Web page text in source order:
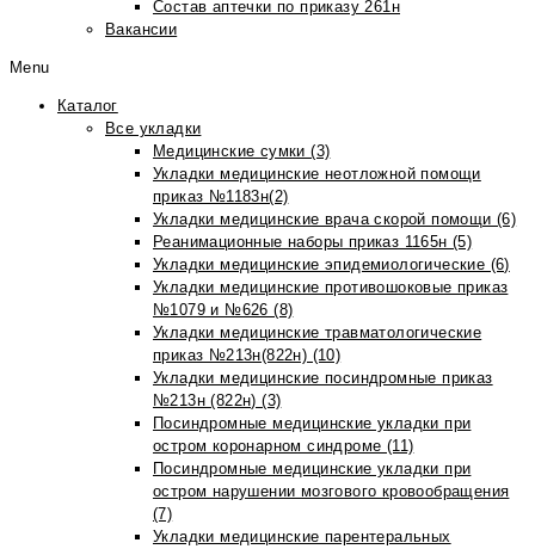
Состав аптечки по приказу 261н
Вакансии
Menu
Каталог
Все укладки
Медицинские сумки (3)
Укладки медицинские неотложной помощи
приказ №1183н(2)
Укладки медицинские врача скорой помощи (6)
Реанимационные наборы приказ 1165н (5)
Укладки медицинские эпидемиологические (6)
Укладки медицинские противошоковые приказ
№1079 и №626 (8)
Укладки медицинские травматологические
приказ №213н(822н) (10)
Укладки медицинские посиндромные приказ
№213н (822н) (3)
Посиндромные медицинские укладки при
остром коронарном синдроме (11)
Посиндромные медицинские укладки при
остром нарушении мозгового кровообращения
(7)
Укладки медицинские парентеральных